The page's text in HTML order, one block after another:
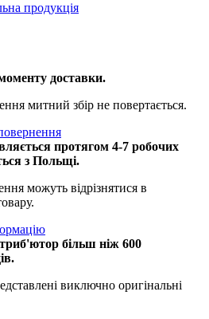
продукція
доставки.
митний збір не повертається.
протягом 4-7 робочих
з Польщі.
можуть відрізнятися в
більш ніж 600
виключно оригінальні